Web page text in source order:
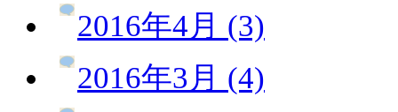
2016年4月 (3)
2016年3月 (4)